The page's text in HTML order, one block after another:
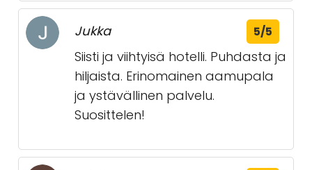
Jukka 5/5
Siisti ja viihtyisä hotelli. Puhdasta ja
hiljaista. Erinomainen aamupala
ja ystävällinen palvelu.
Suosittelen!